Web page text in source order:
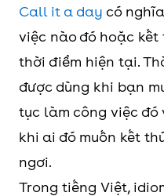
Call it a day có
việc nào đó hoặc
thời điểm hiện tại.
được dùng khi bạn
tục làm công việc đó
khi ai đó muốn kết
ngơi.
Trong tiếng Việt,